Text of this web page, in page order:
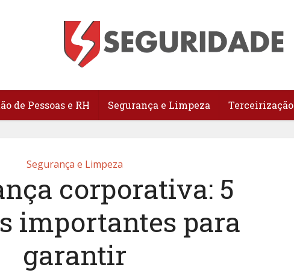
de Pessoas e RH Segurança e Limpeza Terceirização
Segurança e Limpeza
corporativa: 5
importantes para
garantir